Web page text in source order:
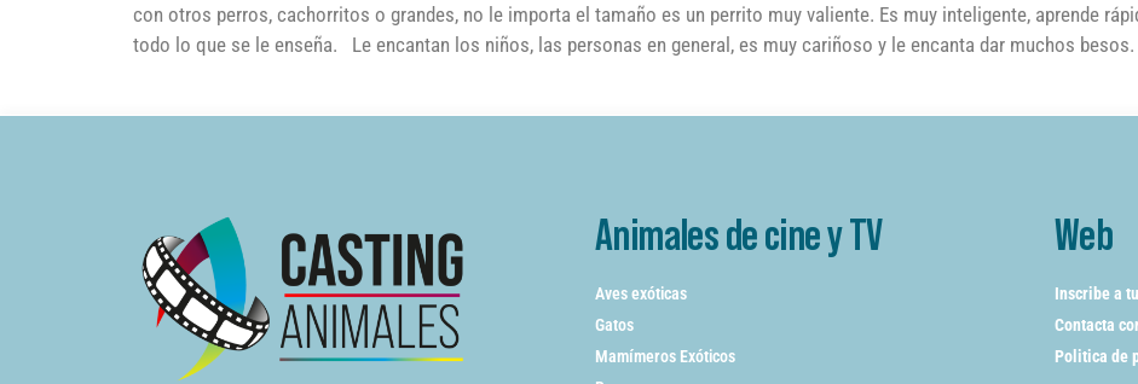
con otros perros, cachorritos o grandes, no le importa el tamaño es un perrito muy valiente. Es muy inteligente, aprende
todo lo que se le enseña. Le encantan los niños, las personas en general, es muy cariñoso y le encanta dar muchos besos.
Animales de cine y TV
Aves exóticas
Gatos
Mamímeros Exóticos
Web
Inscribe a
Contacta
Politica de